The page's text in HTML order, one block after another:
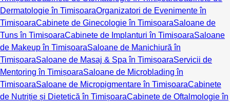
Dermatologie în TimișoaraOrganizatori de Evenimente în
TimișoaraCabinete de Ginecologie în TimișoaraSaloane de
Tuns în TimișoaraCabinete de Implanturi în TimișoaraSaloane
de Makeup în TimișoaraSaloane de Manichiură în
TimișoaraSaloane de Masaj & Spa în TimișoaraServicii de
Mentoring în TimișoaraSaloane de Microblading în
TimișoaraSaloane de Micropigmentare în TimișoaraCabinete
de Nutriție și Dietetică în TimișoaraCabinete de Oftalmologie în